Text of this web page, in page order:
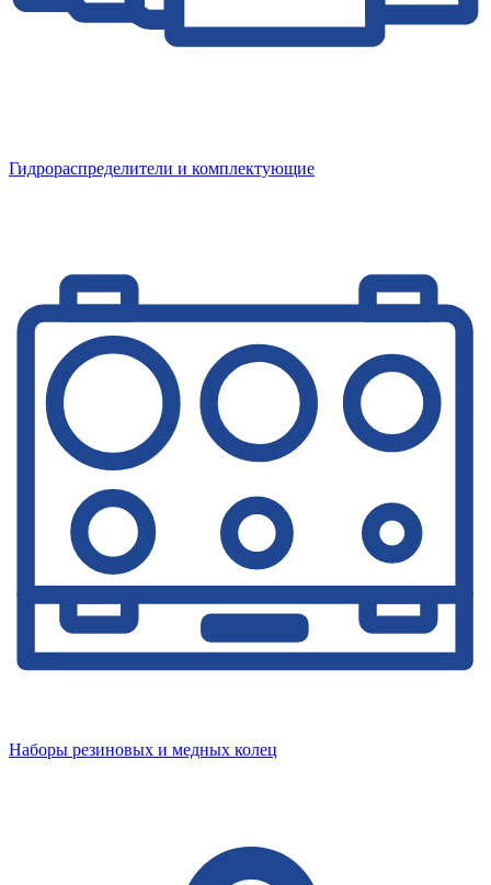
Гидрораспределители и комплектующие
Наборы резиновых и медных колец